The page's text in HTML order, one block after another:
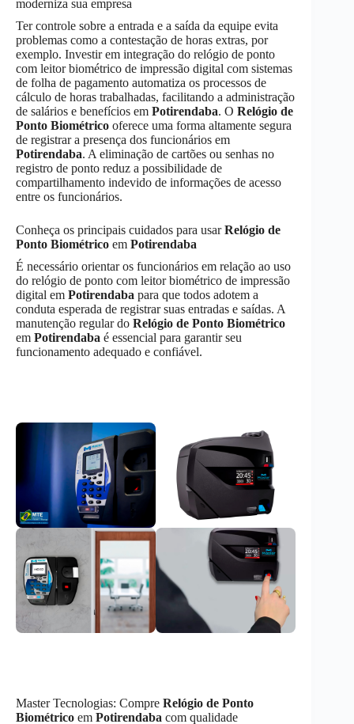
moderniza sua empresa
Ter controle sobre a entrada e a saída da equipe evita
problemas como a contestação de horas extras, por
exemplo. Investir em integração do relógio de ponto
com leitor biométrico de impressão digital com sistemas
de folha de pagamento automatiza os processos de
cálculo de horas trabalhadas, facilitando a administração
de salários e benefícios em Potirendaba. O Relógio de
Ponto Biométrico oferece uma forma altamente segura
de registrar a presença dos funcionários em
Potirendaba. A eliminação de cartões ou senhas no
registro de ponto reduz a possibilidade de
compartilhamento indevido de informações de acesso
entre os funcionários.
Conheça os principais cuidados para usarRelógio de
Ponto Biométrico em Potirendaba
É necessário orientar os funcionários em relação ao uso
do relógio de ponto com leitor biométrico de impressão
digital em Potirendaba para que todos adotem a
conduta esperada de registrar suas entradas e saídas. A
manutenção regular do Relógio de Ponto Biométrico
em Potirendaba é essencial para garantir seu
funcionamento adequado e confiável.
Master Tecnologias: Compre Relógio de Ponto
Biométrico em Potirendaba com qualidade